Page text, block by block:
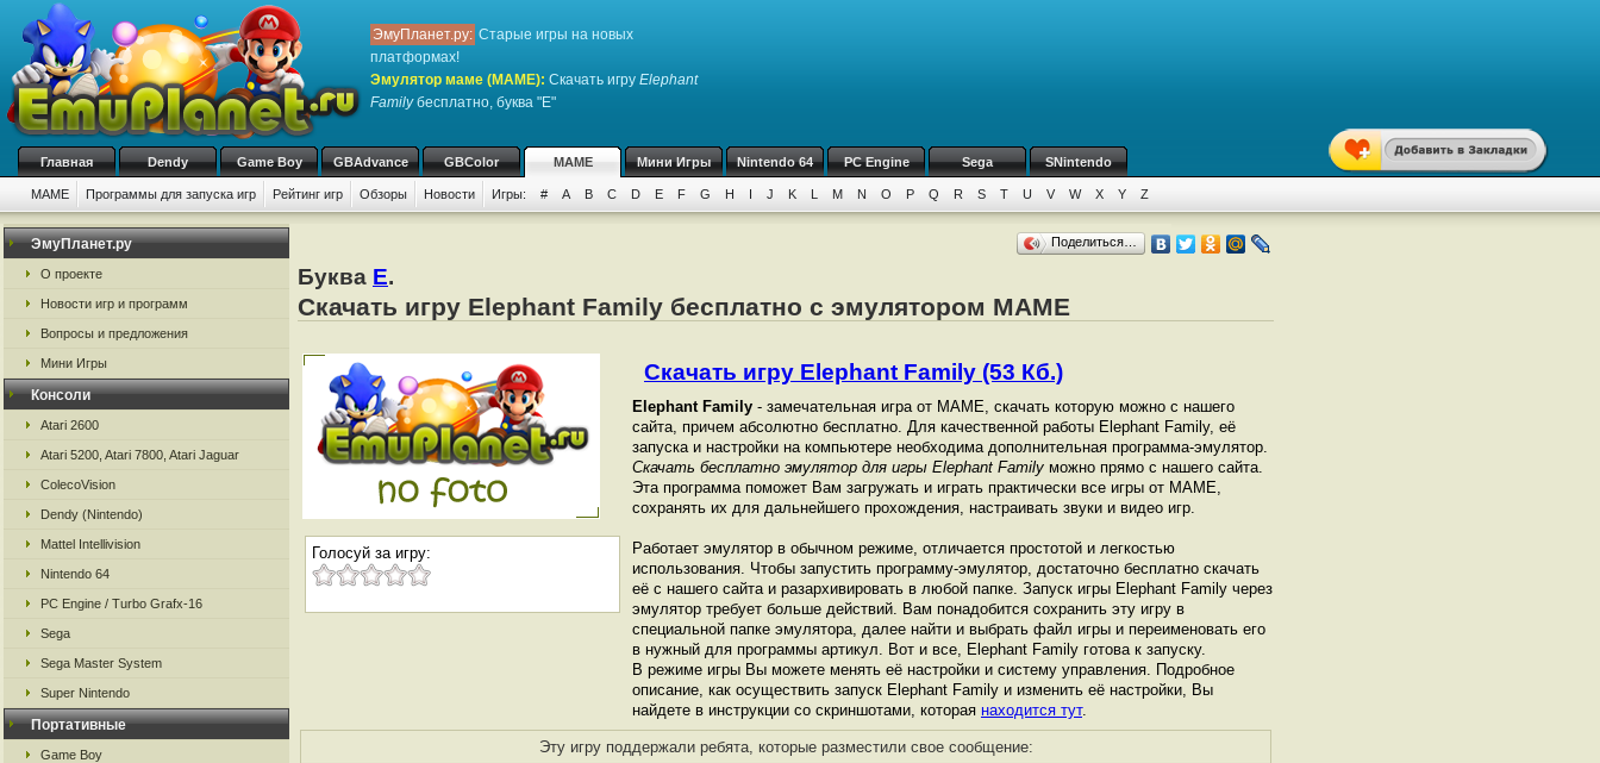
ЭмуПланет.ру: Старые игры на новых
платформах!
Эмулятор маме (MAME): Скачать игру Elephant
Familyбесплатно, буква "E"
Главная Dendy Game Boy GBAdvance GBColor MAME Мини Игры Nintendo 64 PC Engine Sega SNintendo
MAME Программы для запуска игр Рейтинг игр Обзоры Новости Игры: # A B C D E F G H I J K L M N O P Q R S T U V W X Y Z
ЭмуПланет.ру
О проекте
Новости игр и программ
Вопросы и предложения
Мини Игры
Консоли
Atari 2600
Atari 5200, Atari 7800, Atari Jaguar
ColecoVision
Dendy (Nintendo)
Mattel Intellivision
Nintendo 64
PC Engine / Turbo Grafx-16
Sega
Sega Master System
Super Nintendo
Портативные
Game Boy
Поделиться…
Буква E.
Скачать игру Elephant Family бесплатно с эмулятором MAME
Голосуй за игру:
Скачать игру Elephant Family (53 Кб.)
Elephant Family - замечательная игра от МАМЕ, скачать которую можно с нашего
сайта, причем абсолютно бесплатно. Для качественной работы Elephant Family, её
запуска и настройки на компьютере необходима дополнительная программа-эмулятор.
Скачать бесплатно эмулятор для игры Elephant Family можно прямо с нашего сайта.
Эта программа поможет Вам загружать и играть практически все игры от МАМЕ,
сохранять их для дальнейшего прохождения, настраивать звуки и видео игр.
Работает эмулятор в обычном режиме, отличается простотой и легкостью
использования. Чтобы запустить программу-эмулятор, достаточно бесплатно скачать
её с нашего сайта и разархивировать в любой папке. Запуск игры Elephant Family через
эмулятор требует больше действий. Вам понадобится сохранить эту игру в
специальной папке эмулятора, далее найти и выбрать файл игры и переименовать его
в нужный для программы артикул. Вот и все, Elephant Family готова к запуску.
В режиме игры Вы можете менять её настройки и систему управления. Подробное
описание, как осуществить запуск Elephant Family и изменить её настройки, Вы
найдете в инструкции со скриншотами, которая находится тут.
Эту игру поддержали ребята, которые разместили свое сообщение: